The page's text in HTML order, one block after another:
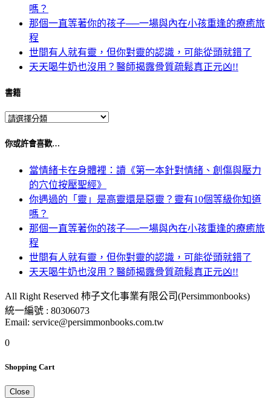
嗎？
那個一直等著你的孩子──一場與內在小孩重逢的療癒旅
程
世間有人就有靈，但你對靈的認識，可能從頭就錯了
天天喝牛奶也沒用？醫師揭露骨質疏鬆真正元凶!!
書籍
你或許會喜歡…
當情緒卡在身體裡：讀《第一本針對情緒、創傷與壓力
的穴位按壓聖經》
你遇過的「靈」是高靈還是惡靈？靈有10個等級你知道
嗎？
那個一直等著你的孩子──一場與內在小孩重逢的療癒旅
程
世間有人就有靈，但你對靈的認識，可能從頭就錯了
天天喝牛奶也沒用？醫師揭露骨質疏鬆真正元凶!!
All Right Reserved 柿子文化事業有限公司(Persimmonbooks)
統一編號 : 80306073
Email: service@persimmonbooks.com.tw
0
Shopping Cart
Close